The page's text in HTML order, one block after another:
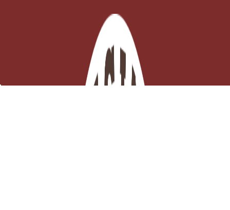
Mandoline Viper - Complet avec chariot et poussoir
EN STOCK - Click and collect 3H ou
Expédition ce jour